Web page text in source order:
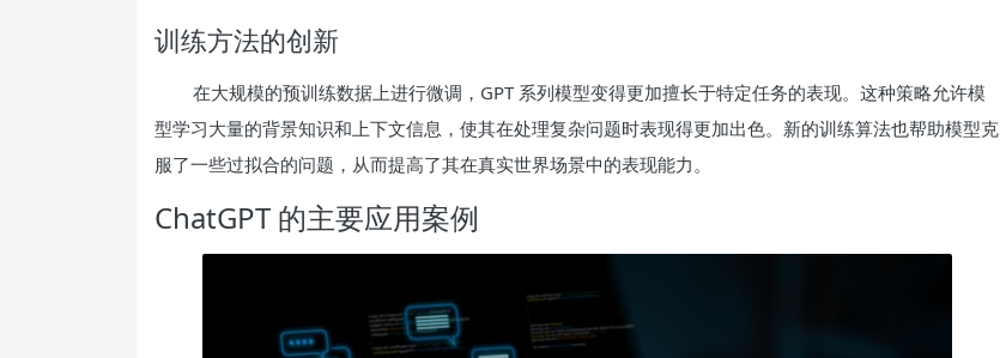
训练方法的创新
在大规模的预训练数据上进行微调，GPT 系列模型变得更加擅长于特定任务的表现。这种策略允许模
型学习大量的背景知识和上下文信息，使其在处理复杂问题时表现得更加出色。新的训练算法也帮助模型克
服了一些过拟合的问题，从而提高了其在真实世界场景中的表现能力。
ChatGPT 的主要应用案例